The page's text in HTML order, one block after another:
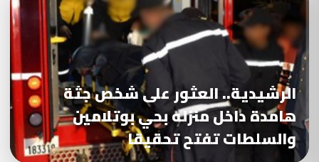
الرشيدية.. العثور على شخص جثة
هامدة داخل منزله بحي بوتلامين
والسلطات تفتح تحقيقا